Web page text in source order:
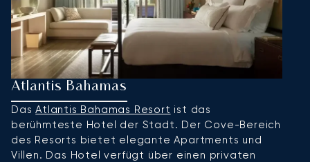
Atlantis Bahamas
DasAtlantis Bahamas Resort ist das
berühmteste Hotel der Stadt. Der Cove-Bereich
des Resorts bietet elegante Apartments und
Villen. Das Hotel verfügt über einen privaten